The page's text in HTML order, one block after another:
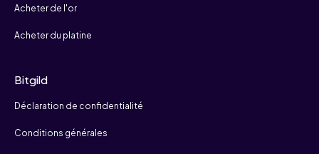
Acheter de l'or
Acheter du platine
Bitgild
Déclaration de confidentialité
Conditions générales